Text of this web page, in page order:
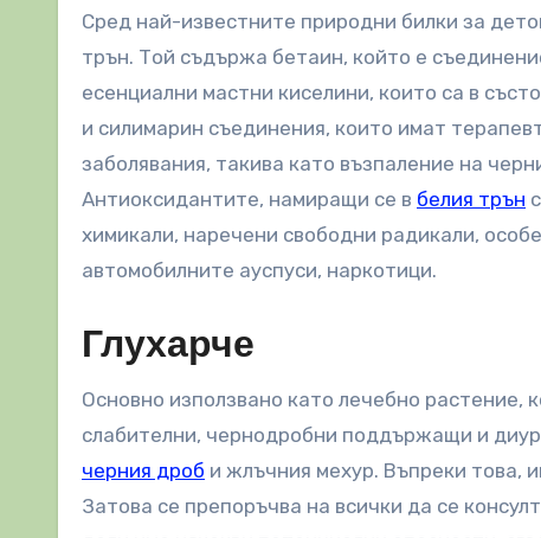
Сред най-известните природни билки за
трън. Той съдържа бетаин, който е
есенциални мастни киселини, които са в
и силимарин съединения, които имат
заболявания, такива като възпаление на
Антиоксидантите, намиращи се в белия трън
химикали, наречени свободни радикали,
автомобилните ауспуси, наркотици.
Глухарче
Основно използвано като лечебно растение,
слабителни, чернодробни поддържащи и
черния дроб и жлъчния мехур. Въпреки това,
Затова се препоръчва на всички да се